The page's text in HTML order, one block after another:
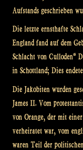
Aufstands geschrieben
Die letzte ernsthafte
England fand auf dem
Schlacht von Culloden“
in Schottland; Dies
Die Jakobiten wurden
James II. Vom
von Orange, der mit
verheiratet war, vom
waren Teil der